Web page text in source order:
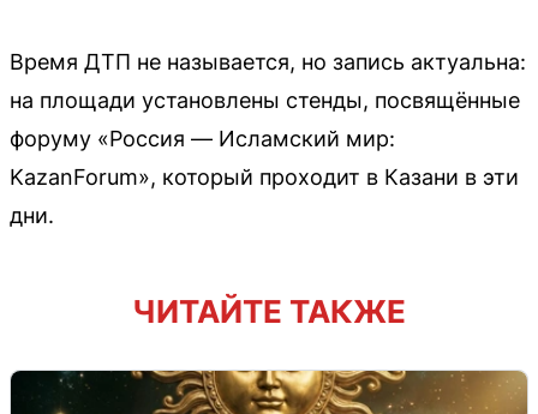
Время ДТП не называется, но запись актуальна:
на площади установлены стенды, посвящённые
форуму «Россия — Исламский мир:
KazanForum», который проходит в Казани в эти
дни.
ЧИТАЙТЕ ТАКЖЕ